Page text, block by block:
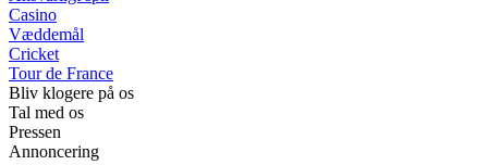
Casino
Væddemål
Cricket
Tour de France
Bliv klogere på os
Tal med os
Pressen
Annoncering